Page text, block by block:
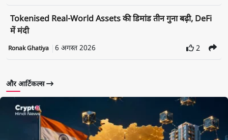
Tokenised Real-World Assets की डिमांड तीन गुना बढ़ी, DeFi
में मंदी
Ronak Ghatiya 6 अगस्त 2026 2
और आर्टिकल्स